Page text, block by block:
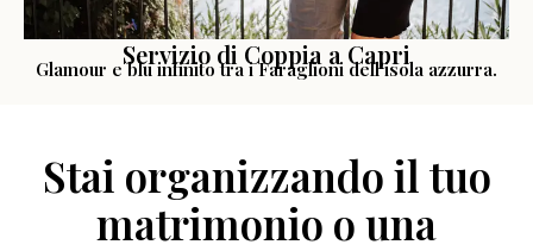
Servizio di Coppia a Capri
Glamour e blu infinito tra i Faraglioni dell'isola azzurra.
Stai organizzando il tuo
matrimonio o una